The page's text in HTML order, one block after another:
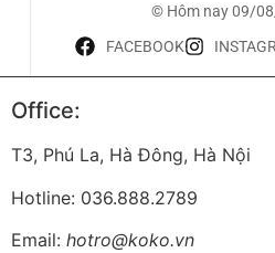
© Hôm nay 09/
FACEBOOK
Office:
T3, Phú La, Hà Đông, Hà Nội
Hotline: 036.888.2789
Email: hotro@koko.vn